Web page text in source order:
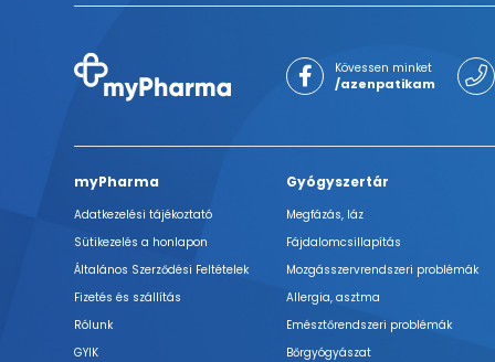
Kövessen minket
/azenpatikam
myPharma
Adatkezelési tájékoztató
Sütikezelés a honlapon
Általános Szerződési Feltételek
Fizetés és szállítás
Rólunk
GYIK
Gyógyszertár
Megfázás, láz
Fájdalomcsillapítás
Mozgásszervrendszeri problémák
Allergia, asztma
Emésztőrendszeri problémák
Bőrgyógyászat